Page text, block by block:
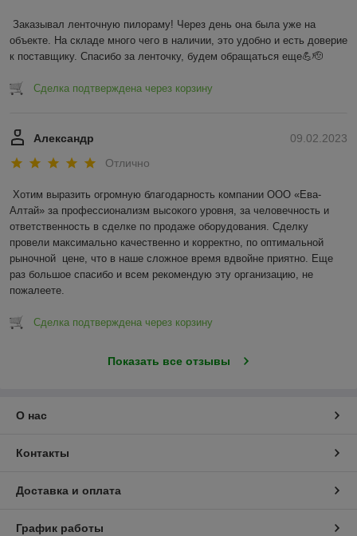
Заказывал ленточную пилораму! Через день она была уже на
объекте. На складе много чего в наличии, это удобно и есть доверие
к поставщику. Спасибо за ленточку, будем обращаться еще💪🫡
Сделка подтверждена через корзину
09.02.2023
Александр
Отлично
Хотим выразить огромную благодарность компании ООО «Ева-
Алтай» за профессионализм высокого уровня, за человечность и
ответственность в сделке по продаже оборудования. Сделку
провели максимально качественно и корректно, по оптимальной
рыночной  цене, что в наше сложное время вдвойне приятно. Еще
раз большое спасибо и всем рекомендую эту организацию, не
пожалеете.
Сделка подтверждена через корзину
Показать все отзывы
О нас
Контакты
Доставка и оплата
График работы